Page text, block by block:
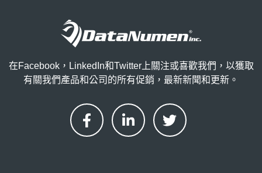
在Facebook，LinkedIn和Twitter上關注或喜歡我們，以獲取
有關我們產品和公司的所有促銷，最新新聞和更新。